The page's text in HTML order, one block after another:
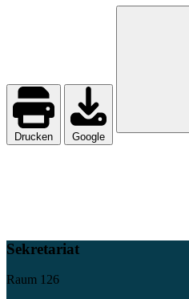
Drucken Google
Sekretariat
Raum 126